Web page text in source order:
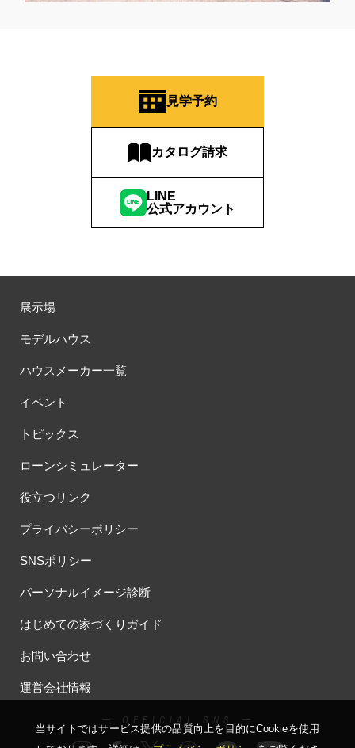
見学予約
カタログ請求
LINE
公式アカウント
展示場
モデルハウス
ハウスメーカー一覧
イベント
トピックス
ローンシミュレーター
役立つリンク
プライバシーポリシー
SNSポリシー
パーソナルイメージ診断
はじめての家づくりガイド
お問い合わせ
運営会社情報
ー OFFICIAL SNS ー
当サイトではサービス提供の品質向上を⽬的にCookieを使⽤